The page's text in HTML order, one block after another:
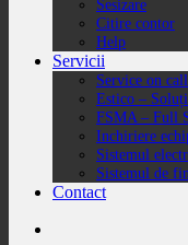
Sesizare
Citire contor
Help
Servicii
Service on call
Estico –
FSMA – Full
Inchiriere
Sistemul
Sistemul de
Contact